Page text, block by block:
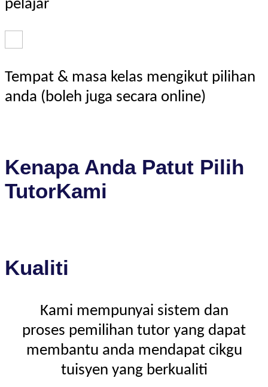
pelajar
Tempat & masa kelas mengikut pilihan
anda (boleh juga secara online)
Kenapa Anda Patut Pilih
TutorKami
Kualiti
Kami mempunyai sistem dan
proses pemilihan tutor yang dapat
membantu anda mendapat cikgu
tuisyen yang berkualiti